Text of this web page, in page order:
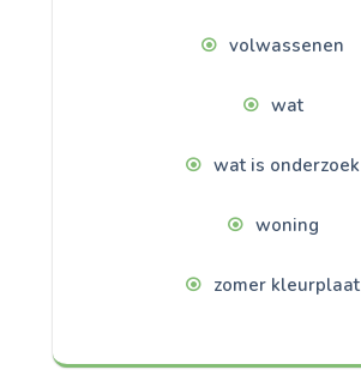
volwassenen
wat
wat is onderzoek
woning
zomer kleurplaat